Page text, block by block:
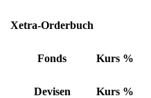
Xetra-Orderbuch
Fonds Kurs %
Devisen Kurs %